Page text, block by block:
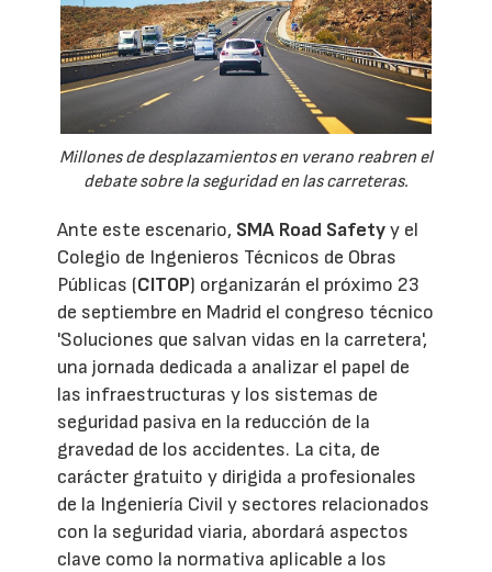
Millones de desplazamientos en verano reabren el
debate sobre la seguridad en las carreteras.
Ante este escenario, SMA Road Safetyy el
Colegio de Ingenieros Técnicos de Obras
Públicas (CITOP) organizarán el próximo 23
de septiembre en Madrid el congreso técnico
'Soluciones que salvan vidas en la carretera',
una jornada dedicada a analizar el papel de
las infraestructuras y los sistemas de
seguridad pasiva en la reducción de la
gravedad de los accidentes. La cita, de
carácter gratuito y dirigida a profesionales
de la Ingeniería Civil y sectores relacionados
con la seguridad viaria, abordará aspectos
clave como la normativa aplicable a los